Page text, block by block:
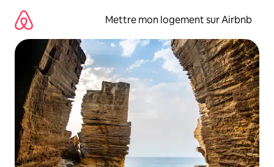
directement
contenu
Mettre mon logement sur Airbnb